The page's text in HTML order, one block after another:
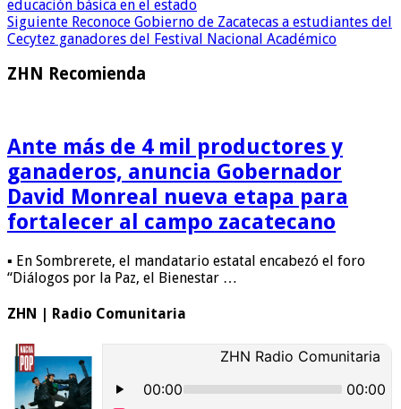
educación básica en el estado
Siguiente Reconoce Gobierno de Zacatecas a estudiantes del
Cecytez ganadores del Festival Nacional Académico
ZHN Recomienda
Ante más de 4 mil productores y
ganaderos, anuncia Gobernador
David Monreal nueva etapa para
fortalecer al campo zacatecano
▪ En Sombrerete, el mandatario estatal encabezó el foro
“Diálogos por la Paz, el Bienestar …
ZHN | Radio Comunitaria